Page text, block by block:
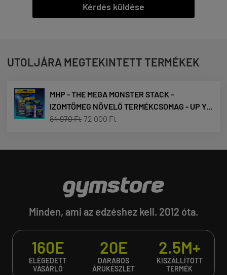
Kérdés küldése
UTOLJÁRA MEGTEKINTETT TERMÉKEK
MHP - THE MEGA MONSTER STACK -
IZOMTÖMEG NÖVELŐ TERMÉKCSOMAG - UP Y...
84 970 Ft 72 000 Ft
Minden, ami az edzéshez kell. 2012 óta.
160E
ELÉGEDETT
VÁSÁRLÓ
20E
DARABOS
ÁRUKÉSZLET
2.5M+
KISZÁLLÍTOTT
TERMÉK